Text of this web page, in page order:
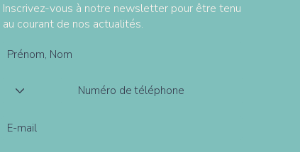
Inscrivez-vous à notre newsletter pour être tenu
au courant de nos actualités.